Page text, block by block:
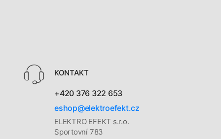
KONTAKT
+420 376 322 653
eshop@elektroefekt.cz
ELEKTRO EFEKT s.r.o.
Sportovní 783